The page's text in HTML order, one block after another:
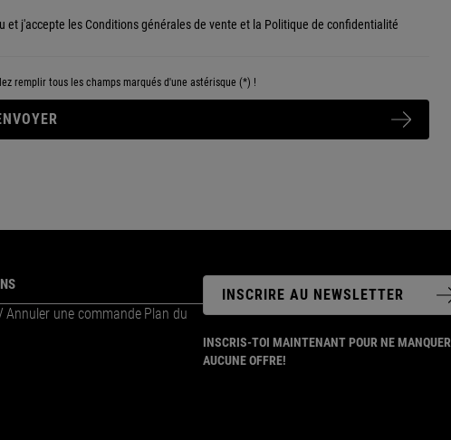
et j'accepte les Conditions générales de vente et la Politique de confidentialité
remplir tous les champs marqués d'une astérisque (*) !
Annuler une commande Plan du
INSCRIRE AU NEWSLETTER
INSCRIS-TOI MAINTENANT POUR NE MANQUER
AUCUNE OFFRE!